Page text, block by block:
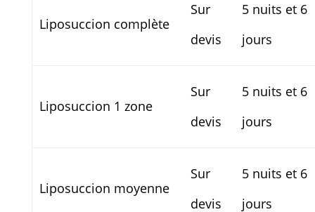
Liposuccion complète
Sur
devis
5 nuits et 6
jours
Liposuccion 1 zone
Sur
devis
5 nuits et 6
jours
Liposuccion moyenne
Sur
devis
5 nuits et 6
jours